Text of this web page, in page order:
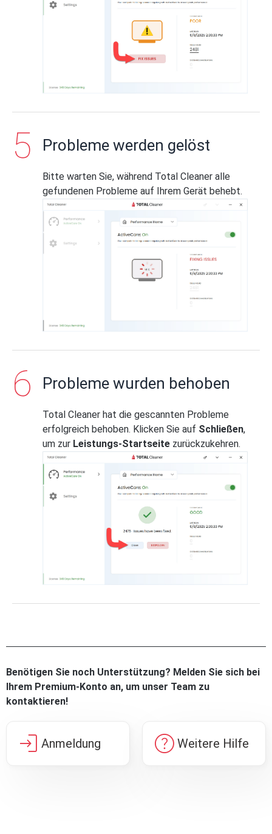
Probleme werden gelöst
Bitte warten Sie, während Total Cleaner alle
gefundenen Probleme auf Ihrem Gerät behebt.
Probleme wurden behoben
Total Cleaner hat die gescannten Probleme
erfolgreich behoben. Klicken Sie auf Schließen,
um zur Leistungs-Startseite zurückzukehren.
Benötigen Sie noch Unterstützung? Melden Sie sich bei
Ihrem Premium-Konto an, um unser Team zu
kontaktieren!
login Anmeldung help Weitere Hilfe